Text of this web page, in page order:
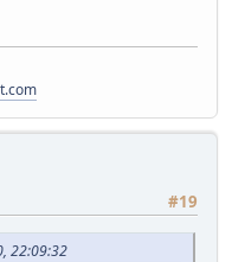
#19
22:09:32